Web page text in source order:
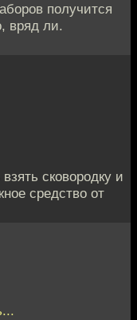
получится
вряд ли.
сковородку и
средство от